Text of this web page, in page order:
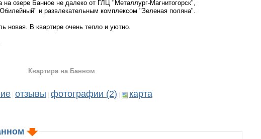
на озере Банное не далеко от ГЛЦ "Металлург-Магнитогорск",
и развлекательным комплексом "Зеленая поляна".
новая. В квартире очень тепло и уютно.
Квартира на Банном
отзывы фотографии (2) карта